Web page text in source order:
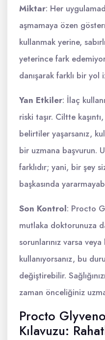
Miktar: Her
aşmamaya özen
kullanmak yerine,
yeterince fark
danışarak farklı bir
Yan Etkiler: İlaç
riski taşır. Ciltte
belirtiler yaşarsanız,
bir uzmana başvurun.
farklıdır; yani, bir şey
başkasında
Son Kontrol: Procto
mutlaka doktorunuza
sorunlarınız varsa
kullanıyorsanız, bu
değiştirebilir.
zaman önceliğiniz
Procto
Kılavuzu: